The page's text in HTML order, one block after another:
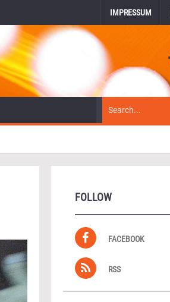
IMPRESSUM
FOLLOW
FACEBOOK
RSS